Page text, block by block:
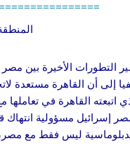
المنطقة 30 أكتوبر-
التطورات الأخيرة بين مصر
إلى أن القاهرة مستعدة
اتبعته القاهرة في
إسرائيل مسؤولية
ليس فقط مع مصر،